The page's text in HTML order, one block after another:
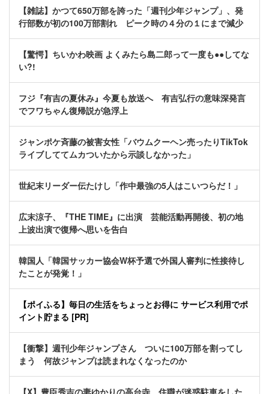
【雑誌】かつて650万部を誇った「週刊少年ジャンプ」、発
行部数が初の100万部割れ ピーク時の４分の１にまで減少
【驚愕】ちいかわ映画 よくみたら島二郎って一度も●●してな
い?!
フジ『有吉の夏休み』今夏も放送へ 有吉弘行の意味深発言
でフワちゃん復帰説が急浮上
ジャンポケ斉藤の被害女性「バウムクーヘン売ったりTikTok
ライブしててムカついたから示談しなかった」
世紀末リーダー伝たけし「作中最強の5人はこいつらだ！」
広末涼子、『THE TIME』に出演 芸能活動再開後、初の地
上波出演で復帰へ思いを告白
韓国人「韓国サッカー協会W杯予選で外国人審判に性接待し
たことが発覚！」
【ポイふる】毎日の生活をちょっとお得に サービス利用でポ
イント貯まる [PR]
【衝撃】週刊少年ジャンプさん ついに100万部を割ってし
まう 何故ジャンプは読まれなくなったのか